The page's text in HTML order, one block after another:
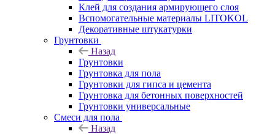
Клей для создания армирующего слоя
Вспомогательные материалы LITOKOL
Декоративные штукатурки
Грунтовки
Назад
Грунтовки
Грунтовка для пола
Грунтовки для гипса и цемента
Грунтовка для бетонных поверхностей
Грунтовки универсальные
Смеси для пола
Назад